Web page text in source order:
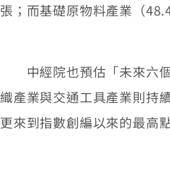
張；而基礎原物料產業（
中經院也預估「未來六個
織產業與交通工具產業則持
更來到指數創編以來的最高